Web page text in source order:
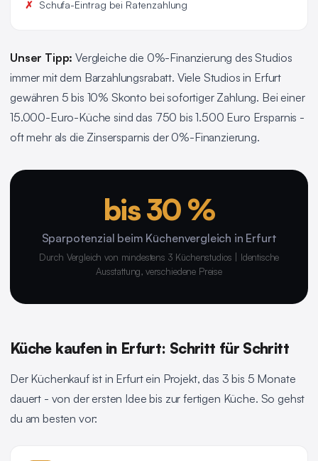
Schufa-Eintrag bei Ratenzahlung
Unser Tipp: Vergleiche die 0%-Finanzierung des Studios
immer mit dem Barzahlungsrabatt. Viele Studios in Erfurt
gewähren 5 bis 10% Skonto bei sofortiger Zahlung. Bei einer
15.000-Euro-Küche sind das 750 bis 1.500 Euro Ersparnis -
oft mehr als die Zinsersparnis der 0%-Finanzierung.
bis 30 %
Sparpotenzial beim Küchenvergleich in Erfurt
Durch Vergleich von mindestens 3 Küchenstudios | Identische
Ausstattung, verschiedene Preise
Küche kaufen in Erfurt: Schritt für Schritt
Der Küchenkauf ist in Erfurt ein Projekt, das 3 bis 5 Monate
dauert - von der ersten Idee bis zur fertigen Küche. So gehst
du am besten vor: